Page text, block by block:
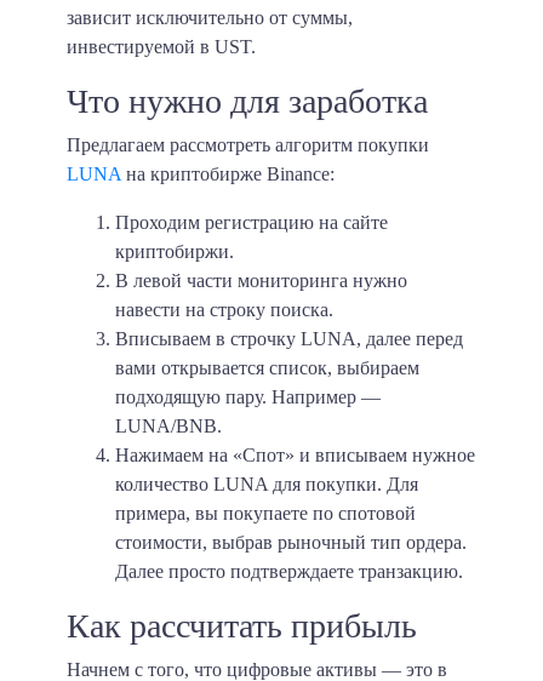
зависит исключительно от суммы,
инвестируемой в UST.
Что нужно для заработка
Предлагаем рассмотреть алгоритм покупки
LUNA на криптобирже Binance:
Проходим регистрацию на сайте
криптобиржи.
В левой части мониторинга нужно
навести на строку поиска.
Вписываем в строчку LUNA, далее перед
вами открывается список, выбираем
подходящую пару. Например —
LUNA/BNB.
Нажимаем на «Спот» и вписываем нужное
количество LUNA для покупки. Для
примера, вы покупаете по спотовой
стоимости, выбрав рыночный тип ордера.
Далее просто подтверждаете транзакцию.
Как рассчитать прибыль
Начнем с того, что цифровые активы — это в